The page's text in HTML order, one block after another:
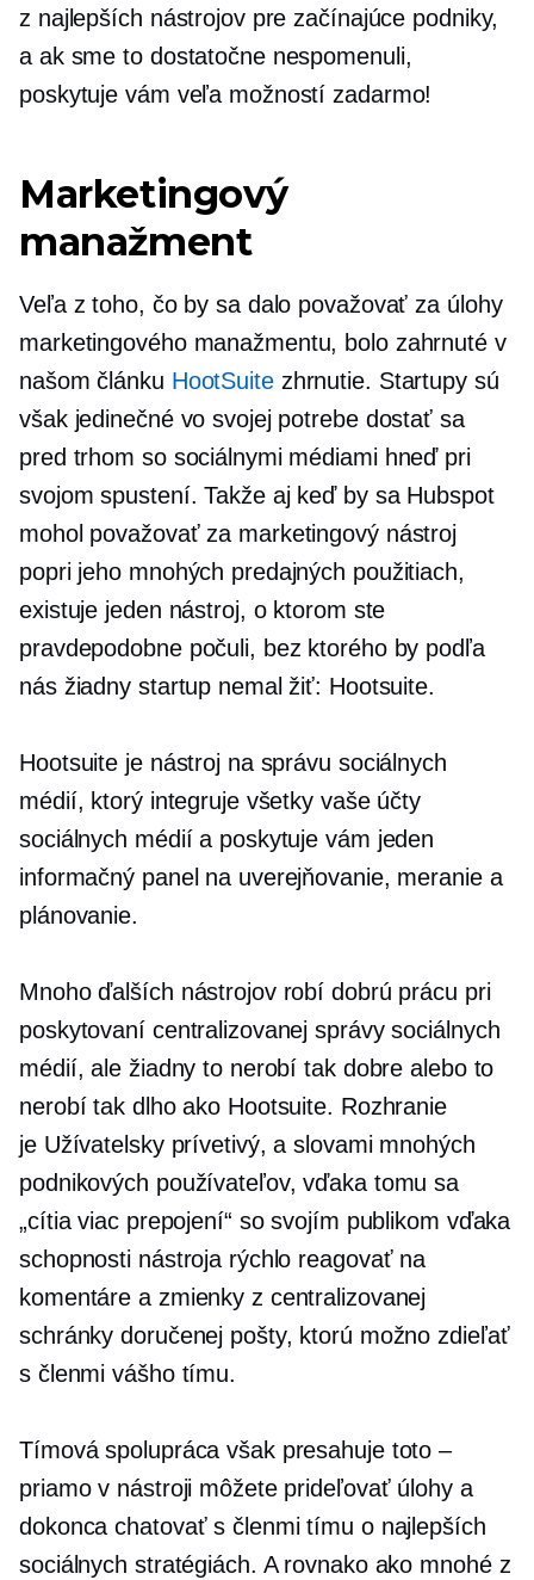
z najlepších nástrojov pre začínajúce podniky,
a ak sme to dostatočne nespomenuli,
poskytuje vám veľa možností zadarmo!
Marketingový
manažment
Veľa z toho, čo by sa dalo považovať za úlohy
marketingového manažmentu, bolo zahrnuté v
našom článku HootSuitezhrnutie. Startupy sú
však jedinečné vo svojej potrebe dostať sa
pred trhom so sociálnymi médiami hneď pri
svojom spustení. Takže aj keď by sa Hubspot
mohol považovať za marketingový nástroj
popri jeho mnohých predajných použitiach,
existuje jeden nástroj, o ktorom ste
pravdepodobne počuli, bez ktorého by podľa
nás žiadny startup nemal žiť: Hootsuite.
Hootsuite je nástroj na správu sociálnych
médií, ktorý integruje všetky vaše účty
sociálnych médií a poskytuje vám jeden
informačný panel na uverejňovanie, meranie a
plánovanie.
Mnoho ďalších nástrojov robí dobrú prácu pri
poskytovaní centralizovanej správy sociálnych
médií, ale žiadny to nerobí tak dobre alebo to
nerobí tak dlho ako Hootsuite. Rozhranie
je Užívatelsky prívetivý, a slovami mnohých
podnikových používateľov, vďaka tomu sa
„cítia viac prepojení“ so svojím publikom vďaka
schopnosti nástroja rýchlo reagovať na
komentáre a zmienky z centralizovanej
schránky doručenej pošty, ktorú možno zdieľať
s členmi vášho tímu.
Tímová spolupráca však presahuje toto –
priamo v nástroji môžete prideľovať úlohy a
dokonca chatovať s členmi tímu o najlepších
sociálnych stratégiách. A rovnako ako mnohé z